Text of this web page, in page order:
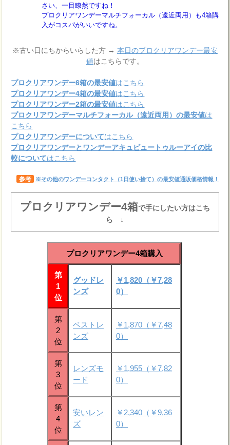
さい、一目瞭然ですね！
プロクリアワンデーマルチフォーカル（遠近両用）も4箱購
入がコスパがいいですね。
※古い日にちからいらした方 → 本日のプロクリアワンデー最安
値はこちらです。
プロクリアワンデー6箱の最安値はこちら
プロクリアワンデー4箱の最安値はこちら
プロクリアワンデー2箱の最安値はこちら
プロクリアワンデーマルチフォーカル（遠近両用）の最安値は
こちら
プロクリアワンデーについてはこちら
プロクリアワンデーとワンデーアキュビュートゥルーアイの比
較についてはこちら
参考 ※その他のワンデーコンタクト（1日使い捨て）の最安値通販価格情報！
プロクリアワンデー4箱で手にしたい方はこち
ら ↓
プロクリアワンデー4箱購入
第
1
位
グッドレ
ンズ
￥1,820（￥7,28
0）
第
2
位
ベストレ
ンズ
￥1,870（￥7,48
0）
第
3
位
レンズモ
ード
￥1,955（￥7,82
0）
第
4
位
安いレン
ズ
￥2,340（￥9,36
0）